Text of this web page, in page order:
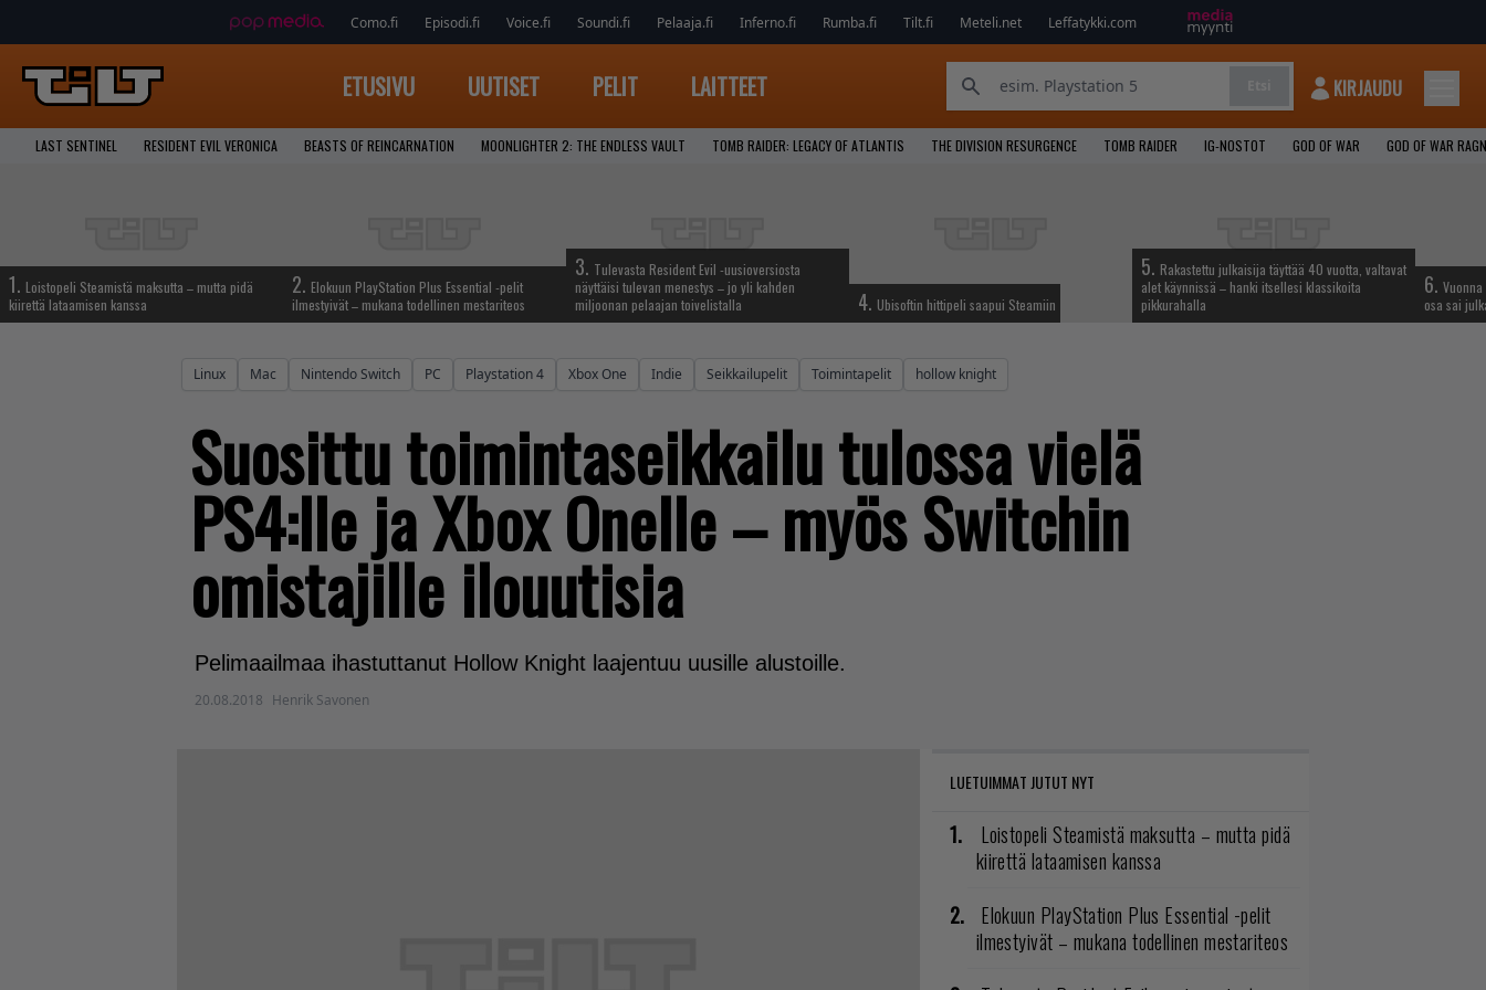
Como.fi Episodi.fi Voice.fi Soundi.fi Pelaaja.fi Inferno.fi Rumba.fi Tilt.fi Meteli.net Leffatykki.com
ETUSIVU UUTISET PELIT LAITTEET KIRJAUDU
LAST SENTINEL RESIDENT EVIL VERONICA BEASTS OF REINCARNATION MOONLIGHTER 2: THE ENDLESS VAULT TOMB RAIDER: LEGACY OF ATLANTIS THE DIVISION RESURGENCE TOMB RAIDER IG-NOSTOT GOD OF WAR GOD OF WAR
1. Loistopeli Steamistä maksutta – mutta pidä
kiirettä lataamisen kanssa
2. Elokuun PlayStation Plus Essential -pelit
ilmestyivät – mukana todellinen mestariteos
3. Tulevasta Resident Evil -uusioversiosta
näyttäisi tulevan menestys – jo yli kahden
miljoonan pelaajan toivelistalla
4. Ubisoftin hittipeli saapui Steamiin
5. Rakastettu julkaisija täyttää 40 vuotta, valtavat
alet käynnissä – hanki itsellesi klassikoita
pikkurahalla
6.
osa sai
Linux Mac Nintendo Switch PC Playstation 4 Xbox One Indie Seikkailupelit Toimintapelit hollow knight
Suosittu toimintaseikkailu tulossa vielä
PS4:lle ja Xbox Onelle – myös Switchin
omistajille ilouutisia
Pelimaailmaa ihastuttanut Hollow Knight laajentuu uusille alustoille.
20.08.2018 Henrik Savonen
LUETUIMMAT JUTUT NYT
Loistopeli Steamistä maksutta – mutta pidä
kiirettä lataamisen kanssa
Elokuun PlayStation Plus Essential -pelit
ilmestyivät – mukana todellinen mestariteos